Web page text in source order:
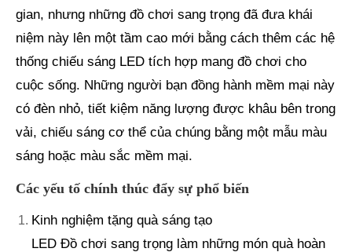
gian, nhưng những đồ chơi sang trọng đã đưa khái
niệm này lên một tầm cao mới bằng cách thêm các hệ
thống chiếu sáng LED tích hợp mang đồ chơi cho
cuộc sống. Những người bạn đồng hành mềm mại này
có đèn nhỏ, tiết kiệm năng lượng được khâu bên trong
vải, chiếu sáng cơ thể của chúng bằng một mẫu màu
sáng hoặc màu sắc mềm mại.
Các yếu tố chính thúc đẩy sự phổ biến
Kinh nghiệm tặng quà sáng tạo
LED Đồ chơi sang trọng làm những món quà hoàn